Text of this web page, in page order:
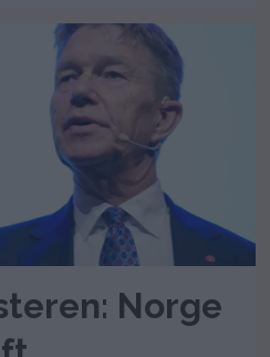
Norge